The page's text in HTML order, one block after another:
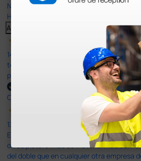
Nuestras reseñas de 4 y 5 estrellas.
Haga clic aquí para leerlos todos >
Anterior
14 Jul 2026
todo correcto. podria señalar que un poco
plazo de entrega se alarga.
Comprador verificado
13 Jul 2026
Es fácil hacer el pedido. El producto,
otras plataformas de material médico.
del doble que en cualquier otra empresa